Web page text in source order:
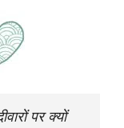
पर क्यों